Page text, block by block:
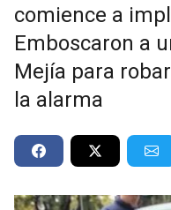
comience a
Emboscaron a
Mejía para
la alarma